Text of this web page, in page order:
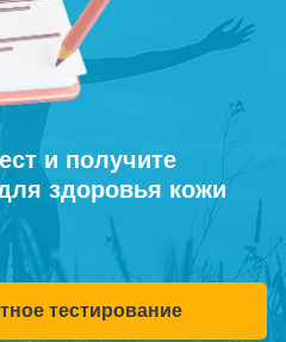
и получите
здоровья кожи
тестирование